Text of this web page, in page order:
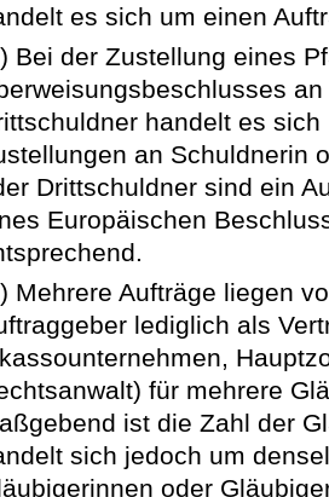
es sich um einen
Bei der Zustellung eines
handelt es
an Schuldnerin
Drittschuldner sind ein
Europäischen
Mehrere Aufträge liegen
lediglich als
für mehrere
ist die Zahl der
sich jedoch um
oder